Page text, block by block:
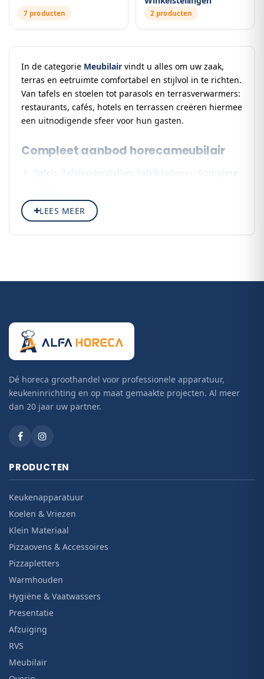
7 producten 2 producten
In de categorie Meubilair vindt u alles om uw zaak,
terras en eetruimte comfortabel en stijlvol in te richten.
Van tafels en stoelen tot parasols en terrasverwarmers:
restaurants, cafés, hotels en terrassen creëren hiermee
een uitnodigende sfeer voor hun gasten.
Compleet aanbod horecameubilair
Horeca Stoelen & Stoelhoezen
binnen en buiten
Parasols,PartytentenenTerrasverwarmersvoor
graag mee over uw complete inrichting.
LEES MEER
Dé horeca groothandel voor professionele apparatuur,
keukeninrichting en op maat gemaakte projecten. Al meer
dan 20 jaar uw partner.
PRODUCTEN
Keukenapparatuur
Koelen & Vriezen
Klein Materiaal
Pizzaovens & Accessoires
Pizzapletters
Warmhouden
Hygiëne & Vaatwassers
Presentatie
Afzuiging
RVS
Meubilair